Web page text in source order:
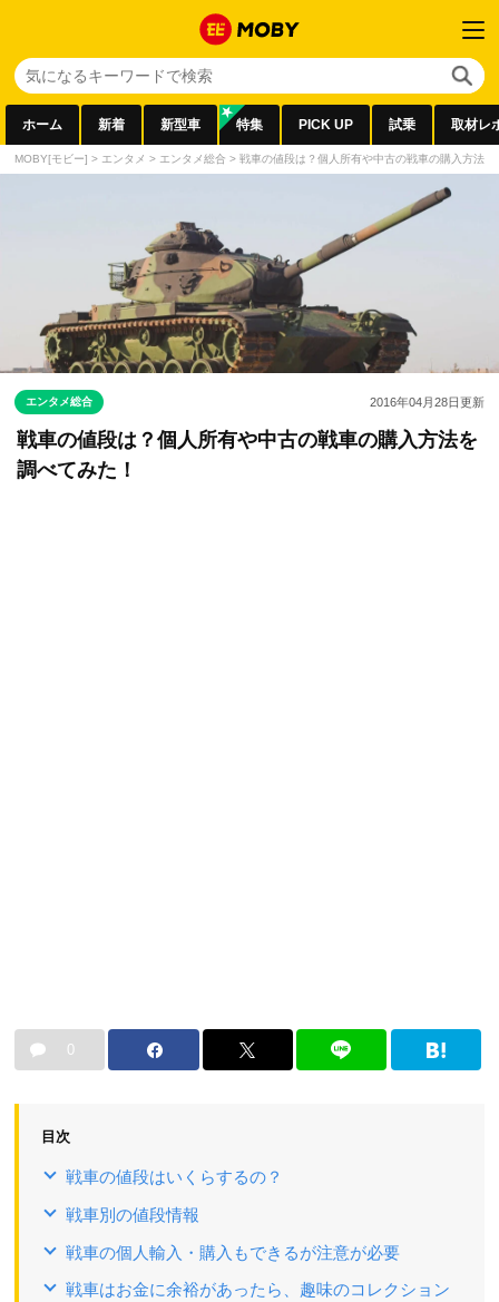
ホーム 新着 新型車 特集 PICK UP 試乗 取材レ
MOBY[モビー] > エンタメ > エンタメ総合 > 戦車の値段は？個人所有や中古の戦車の購入方法を
エンタメ総合 2016年04月28日更新
戦車の値段は？個人所有や中古の戦車の購入方法を
調べてみた！
0
目次
戦車の値段はいくらするの？
戦車別の値段情報
戦車の個人輸入・購入もできるが注意が必要
戦車はお金に余裕があったら、趣味のコレクション